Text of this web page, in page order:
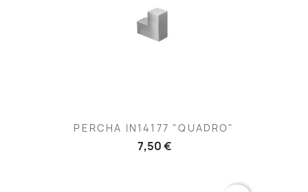
PERCHA IN14177 "QUADRO"
7,50 €